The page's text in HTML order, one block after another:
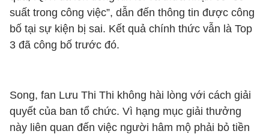
suất trong công việc”, dẫn đến thông tin được công
bố tại sự kiện bị sai. Kết quả chính thức vẫn là Top
3 đã công bố trước đó.
Song, fan Lưu Thi Thi không hài lòng với cách giải
quyết của ban tổ chức. Vì hạng mục giải thưởng
này liên quan đến việc người hâm mộ phải bỏ tiền